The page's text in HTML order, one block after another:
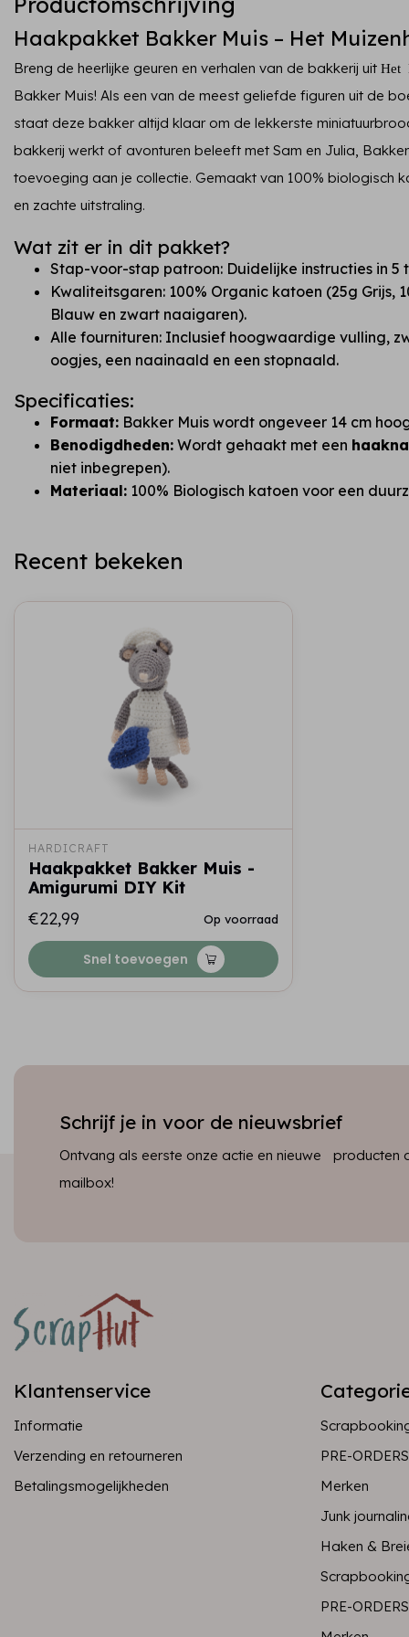
Haakpakket Bakker Muis – Het
Breng de heerlijke geuren en verhalen van de bakkerij uit Het
Bakker Muis! Als een van de meest geliefde figuren uit de
staat deze bakker altijd klaar om de lekkerste
bakkerij werkt of avonturen beleeft met Sam en Julia,
toevoeging aan je collectie. Gemaakt van 100% biologisch
en zachte uitstraling.
Wat zit er in dit pakket?
Stap-voor-stap patroon: Duidelijke instructies in 5
Kwaliteitsgaren: 100% Organic katoen (25g Grijs,
Blauw en zwart naaigaren).
Alle fournituren: Inclusief hoogwaardige vulling,
oogjes, een naainaald en een stopnaald.
Specificaties:
Formaat: Bakker Muis wordt ongeveer 14 cm
Benodigdheden: Wordt gehaakt met een
niet inbegrepen).
Materiaal: 100% Biologisch katoen voor een
Recent bekeken
HARDICRAFT
Haakpakket Bakker Muis -
Amigurumi DIY Kit
€22,99
Op voorraad
Snel toevoegen
Schrijf je in voor de nieuwsbrief
Ontvang als eerste onze actie en nieuwe producten
mailbox!
Klantenservice
Informatie
Verzending en retourneren
Betalingsmogelijkheden
PRE-ORDERS
Merken
Junk
Haken &
PRE-ORDERS